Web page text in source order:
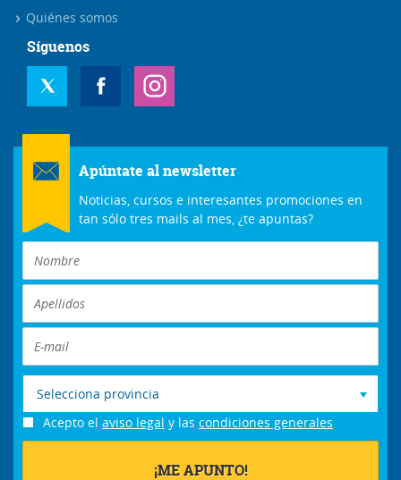
Quiénes somos
Síguenos
Apúntate al newsletter
Noticias, cursos e interesantes promociones en
tan sólo tres mails al mes, ¿te apuntas?
Selecciona provincia
Acepto el aviso legal y las condiciones generales